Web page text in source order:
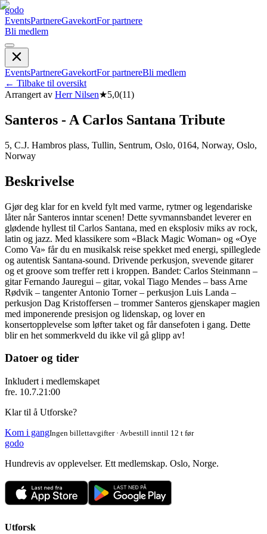
godo
EventsPartnereGavekortFor partnere
Bli medlem
EventsPartnereGavekortFor partnereBli medlem
← Tilbake til oversikt
Arrangert av Herr Nilsen★5,0(11)
Santeros - A Carlos Santana Tribute
5, C.J. Hambros plass, Tullin, Sentrum, Oslo, 0164, Norway, Oslo,
Norway
Beskrivelse
Gjør deg klar for en kveld fylt med varme, rytmer og legendariske
låter når Santeros inntar scenen! Dette syvmannsbandet leverer en
glødende hyllest til Carlos Santana, med en eksplosiv miks av rock,
latin og jazz. Med klassikere som «Black Magic Woman» og «Oye
Como Va» får du en musikalsk reise spekket med energi, spilleglede
og autentisk Santana-sound. Drivende perkusjon, svevende gitarer
og et groove som treffer rett i kroppen. Bandet: Carlos Steinmann –
gitar Fernando Jauregui – gitar, vokal Tiago Mendes – bass Arne
Rødvik – tangenter Antonio Torner – perkusjon Luis Landa –
perkusjon Dag Kristoffersen – trommer Santeros gjenskaper magien
med imponerende presisjon og lidenskap, og lover en
konsertopplevelse som løfter taket og får dansefoten i gang. Dette
blir en het sommerkveld du ikke vil gå glipp av!
Datoer og tider
Inkludert i medlemskapet
fre. 10.7.21:00
Klar til å Utforske?
Kom i gangIngen billettavgifter · Avbestill inntil 12 t før
godo
Hundrevis av opplevelser. Ett medlemskap. Oslo, Norge.
Utforsk